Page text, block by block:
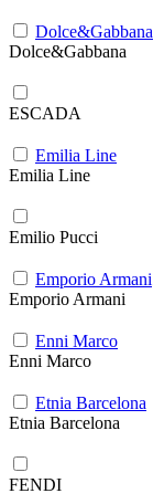
Dolce&Gabbana
Dolce&Gabbana
ESCADA
Emilia Line
Emilia Line
Emilio Pucci
Emporio Armani
Emporio Armani
Enni Marco
Enni Marco
Etnia Barcelona
Etnia Barcelona
FENDI